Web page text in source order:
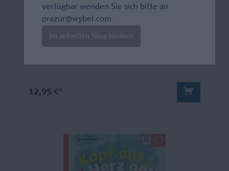
QUID+ Englisch entdecken und verstehen
Rätseln, Malen, Sprechen. für Kinder von 3–6 Jahren
12,95 €*
verfügbar wenden Sie sich bitte an
prazur@wybel.com.
Im aktuellen Shop bleiben